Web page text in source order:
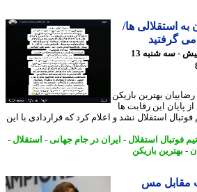
ها/
5 روز پیش - سه شنبه 13
بهترین بازیکن
2026 پس از پایان این رقابت ها
استقلال نشد و اعلام کرد که قراردادی با این
استقلال-ایران در جام جهانی-استقلال-
بازیکن
مس